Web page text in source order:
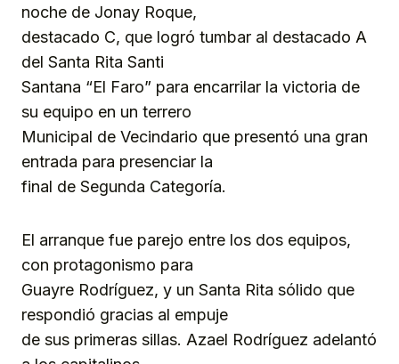
noche de Jonay Roque,
destacado C, que logró tumbar al destacado A
del Santa Rita Santi
Santana “El Faro” para encarrilar la victoria de
su equipo en un terrero
Municipal de Vecindario que presentó una gran
entrada para presenciar la
final de Segunda Categoría.
El arranque fue parejo entre los dos equipos,
con protagonismo para
Guayre Rodríguez, y un Santa Rita sólido que
respondió gracias al empuje
de sus primeras sillas. Azael Rodríguez adelantó